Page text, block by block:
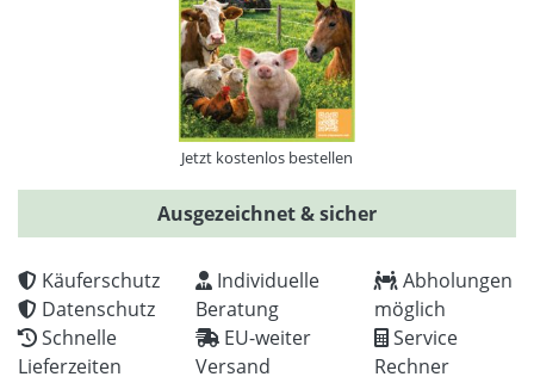
Jetzt kostenlos bestellen
Ausgezeichnet & sicher
Käuferschutz
Datenschutz
Schnelle
Lieferzeiten
Individuelle
Beratung
EU-weiter
Versand
Abholungen
möglich
Service
Rechner